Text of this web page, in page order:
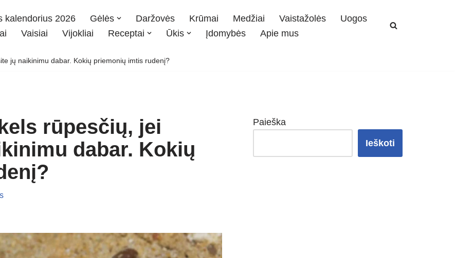
kalendorius 2026 Gėlės Daržovės Krūmai Medžiai Vaistažolės
Uogos
Vaisiai Vijokliai Receptai Ūkis Įdomybės Apie mus
jų naikinimu dabar. Kokių priemonių imtis rudenį?
rūpesčių, jei
dabar. Kokių
Paieška
Ieškoti